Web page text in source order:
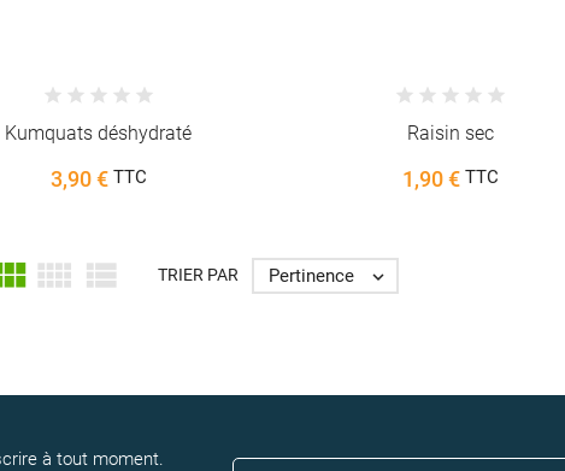
Kumquats déshydraté
3,90 €TTC
Raisin sec
1,90 € TTC
  TRIER PAR Pertinence 
à tout moment.